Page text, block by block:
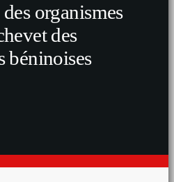
organismes
des
béninoises